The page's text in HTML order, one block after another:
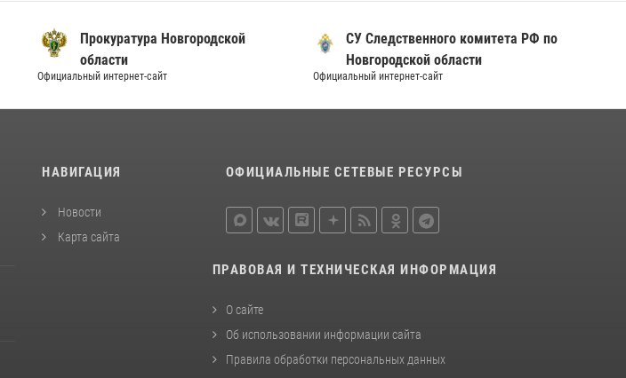
Прокуратура Новгородской
области
Официальный интернет-сайт
СУ Следственного комитета РФ по
Новгородской области
Официальный интернет-сайт
НАВИГАЦИЯ
Новости
Карта сайта
ОФИЦИАЛЬНЫЕ СЕТЕВЫЕ РЕСУРСЫ
ПРАВОВАЯ И ТЕХНИЧЕСКАЯ ИНФОРМАЦИЯ
О сайте
Об использовании информации сайта
Правила обработки персональных данных